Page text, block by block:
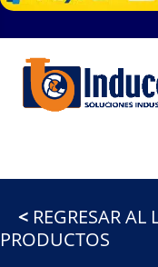
< REGRESAR
PRODUCTOS